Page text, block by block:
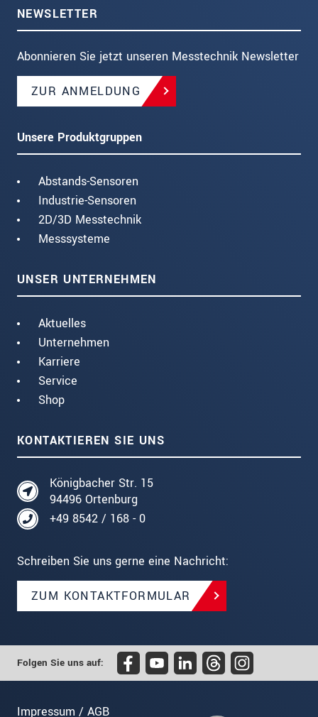
NEWSLETTER
Abonnieren Sie jetzt unseren Messtechnik Newsletter
ZUR ANMELDUNG
Unsere Produktgruppen
Abstands-Sensoren
Industrie-Sensoren
2D/3D Messtechnik
Messsysteme
UNSER UNTERNEHMEN
Aktuelles
Unternehmen
Karriere
Service
Shop
KONTAKTIEREN SIE UNS
Königbacher Str. 15
94496 Ortenburg
+49 8542 / 168 - 0
Schreiben Sie uns gerne eine Nachricht:
ZUM KONTAKTFORMULAR
Folgen Sie uns auf:
Impressum / AGB